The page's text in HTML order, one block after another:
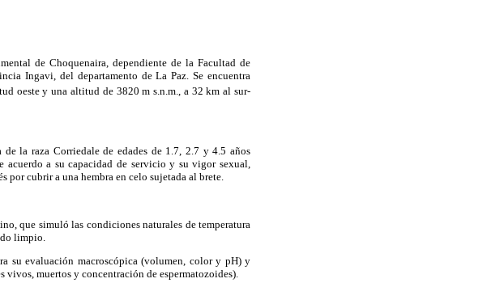
de Choquenaira, dependiente de la Facultad de
Ingavi, del departamento de La Paz. Se encuentra
oeste y una altitud de 3820 m s.n.m., a 32 km al sur-
la raza Corriedale de edades de 1.7, 2.7 y 4.5 años
acuerdo a su capacidad de servicio y su vigor sexual,
por cubrir a una hembra en celo sujetada al brete.
que simuló las condiciones naturales de temperatura
limpio.
su evaluación macroscópica (volumen, color y pH) y
muertos y concentración de espermatozoides).